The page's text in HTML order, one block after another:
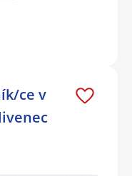
ce v